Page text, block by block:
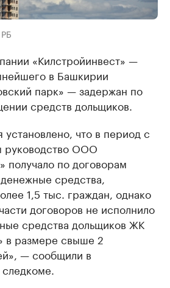
«Килстройинвест» —
в Башкирии
парк» — задержан по
средств дольщиков.
установлено, что в период с
руководство ООО
получало по договорам
средства,
1,5 тыс. граждан, однако
договоров не исполнило
средства дольщиков ЖК
в размере свыше 2
— сообщили в